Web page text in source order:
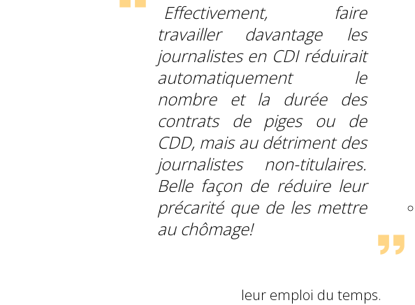
Effectivement, faire
travailler davantage les
journalistes en CDI réduirait
automatiquement le
nombre et la durée des
contrats de piges ou de
CDD, mais au détriment des
journalistes non-titulaires.
Belle façon de réduire leur
précarité que de les mettre
au chômage!
leur emploi du temps.